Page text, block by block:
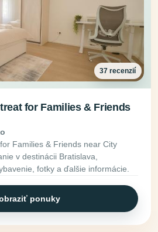
37 recenzií
for Families & Friends
Families & Friends near City
v destinácii Bratislava,
fotky a ďalšie informácie.
ponuky